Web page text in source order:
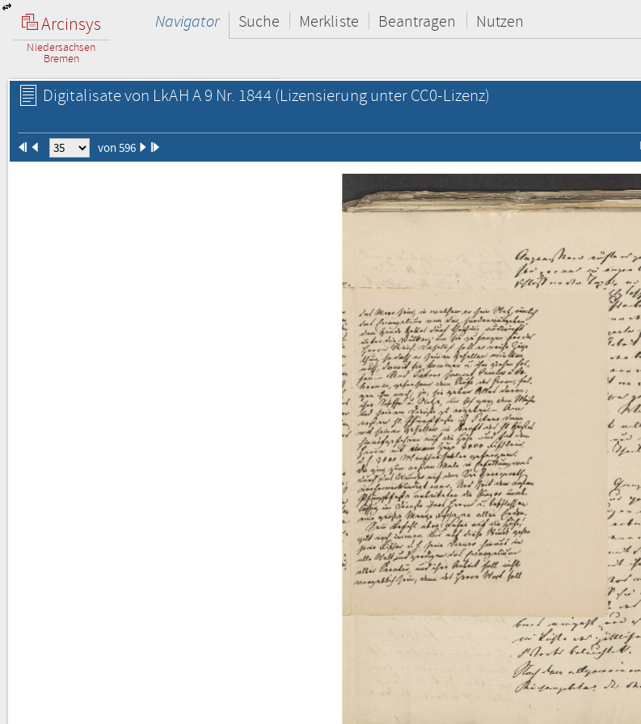
Arcinsys
Niedersachsen
Bremen
Navigator Suche Merkliste Beantragen Nutzen
Digitalisate von LkAH A 9 Nr. 1844(Lizensierung unter CC0-Lizenz)
von 596